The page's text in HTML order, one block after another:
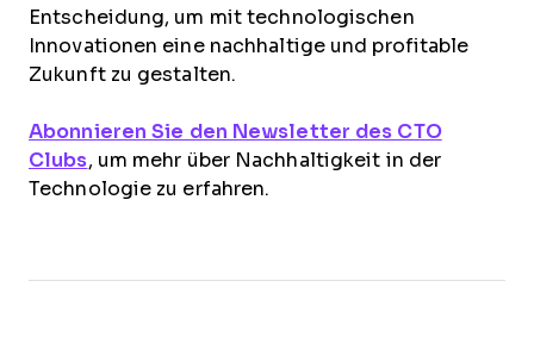
Entscheidung, um mit technologischen
Innovationen eine nachhaltige und profitable
Zukunft zu gestalten.
Abonnieren Sie den Newsletter des CTO
Clubs, um mehr über Nachhaltigkeit in der
Technologie zu erfahren.